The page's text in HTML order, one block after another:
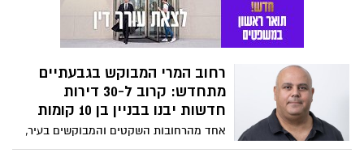
רחוב המרי המבוקש בגבעתיים
מתחדש: קרוב ל-30 דירות
חדשות יבנו בבניין בן 10 קומות
אחד מהרחובות השקטים והמבוקשים בעיר,
צפוי לעבור בשנים הקרובות שינוי משמעותי